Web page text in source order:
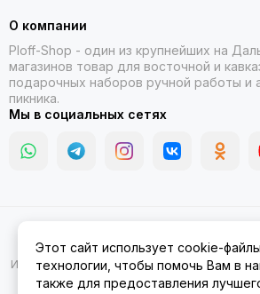
О компании
Ploff-Shop - один из крупнейших на
магазинов товар для восточной и
подарочных наборов ручной работы и
пикника.
Мы в социальных сетях
Амуре.Карта сайта
Информация на сайте носит ознакомительный
публичной офертой.
Этот сайт использует cookie-
технологии, чтобы помочь Вам в
также для предоставления